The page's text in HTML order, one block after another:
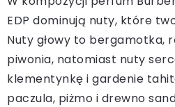
EDP dominują nuty, które
Nuty głowy to bergamotka,
piwonia, natomiast nuty
klementynkę i gardenie
paczula, piżmo i drewno